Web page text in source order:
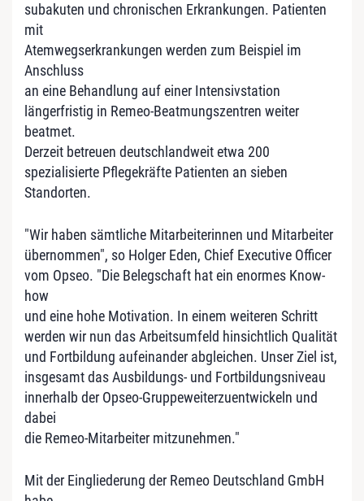
subakuten und chronischen Erkrankungen. Patienten
mit
Atemwegserkrankungen werden zum Beispiel im
Anschluss
an eine Behandlung auf einer Intensivstation
längerfristig in Remeo-Beatmungszentren weiter
beatmet.
Derzeit betreuen deutschlandweit etwa 200
spezialisierte Pflegekräfte Patienten an sieben
Standorten.
"Wir haben sämtliche Mitarbeiterinnen und Mitarbeiter
übernommen", so Holger Eden, Chief Executive Officer
vom Opseo. "Die Belegschaft hat ein enormes Know-
how
und eine hohe Motivation. In einem weiteren Schritt
werden wir nun das Arbeitsumfeld hinsichtlich Qualität
und Fortbildung aufeinander abgleichen. Unser Ziel ist,
insgesamt das Ausbildungs- und Fortbildungsniveau
innerhalb der Opseo-Gruppeweiterzuentwickeln und
dabei
die Remeo-Mitarbeiter mitzunehmen."
Mit der Eingliederung der Remeo Deutschland GmbH